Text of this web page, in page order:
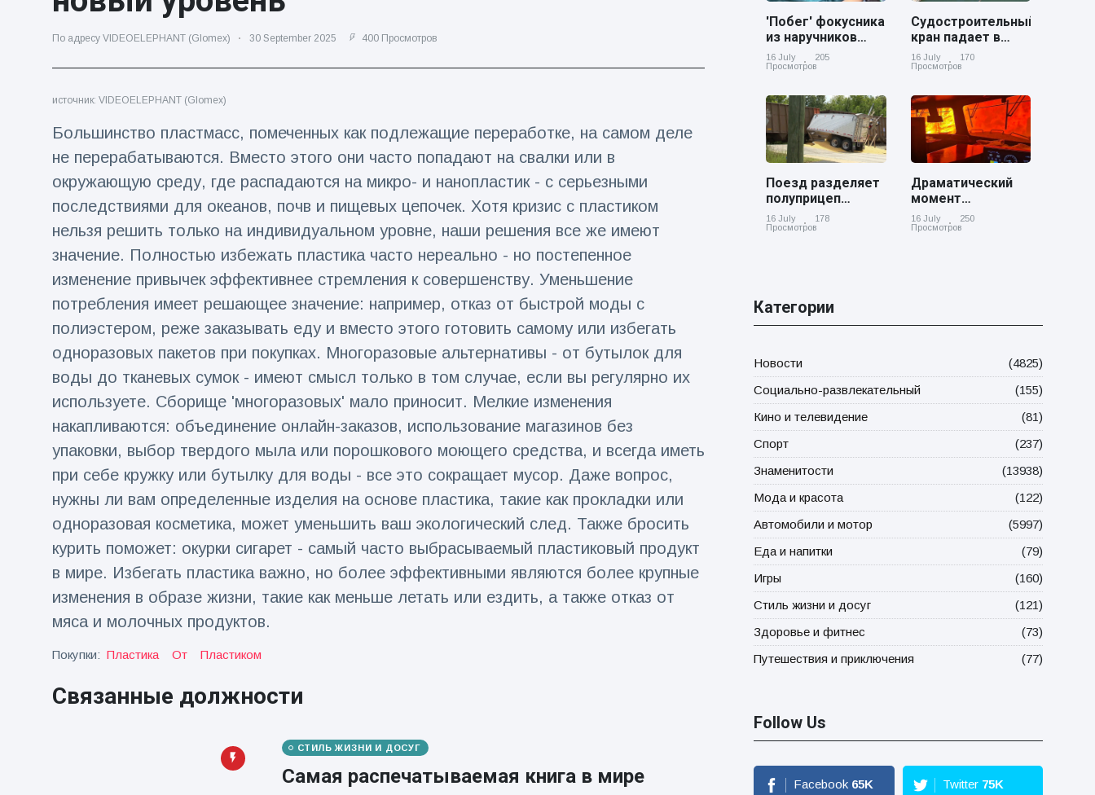
'Побег'
фокусника из
наручников
вызвал смех у
аудитории
16 July
отмечают
рождение
низкогорного
тапира в
зоопарке
Великобритании
16 July
195
Мужчина из
Флориды
арестован
после запуска
фейерверков из
движущейся
машины
Просмотров
По адресу VIDEOELEPHANT (Glomex) 30 September 2025 400 Просмотров
источник: VIDEOELEPHANT (Glomex)
Большинство пластмасс, помеченных как подлежащие переработке, на самом деле
не перерабатываются. Вместо этого они часто попадают на свалки или в
окружающую среду, где распадаются на микро- и нанопластик - с серьезными
последствиями для океанов, почв и пищевых цепочек. Хотя кризис с пластиком
нельзя решить только на индивидуальном уровне, наши решения все же имеют
значение. Полностью избежать пластика часто нереально - но постепенное
изменение привычек эффективнее стремления к совершенству. Уменьшение
потребления имеет решающее значение: например, отказ от быстрой моды с
полиэстером, реже заказывать еду и вместо этого готовить самому или избегать
одноразовых пакетов при покупках. Многоразовые альтернативы - от бутылок для
воды до тканевых сумок - имеют смысл только в том случае, если вы регулярно их
используете. Сборище 'многоразовых' мало приносит. Мелкие изменения
накапливаются: объединение онлайн-заказов, использование магазинов без
упаковки, выбор твердого мыла или порошкового моющего средства, и всегда иметь
при себе кружку или бутылку для воды - все это сокращает мусор. Даже вопрос,
нужны ли вам определенные изделия на основе пластика, такие как прокладки или
одноразовая косметика, может уменьшить ваш экологический след. Также бросить
курить поможет: окурки сигарет - самый часто выбрасываемый пластиковый продукт
в мире. Избегать пластика важно, но более эффективными являются более крупные
изменения в образе жизни, такие как меньше летать или ездить, а также отказ от
мяса и молочных продуктов.
Покупки: Пластика От Пластиком
Связанные должности
СТИЛЬ ЖИЗНИ И ДОСУГ
Самая распечатываемая книга в мире
'Побег' фокусника
из наручников
вызвал смех у
аудитории
16 July
205
Просмотров
Судостроительный
кран падает в
реку Купер возле
Чарльстона
16 July
170
Просмотров
Поезд разделяет
полуприцеп
пополам на
железнодорожном
16 July
178
Просмотров
Драматический
момент
канадский
грузовой поезд
16 July
250
Просмотров
Категории
Новости
(4825)
Социально-развлекательный
(155)
Кино и телевидение
(81)
Спорт
(237)
Знаменитости
(13938)
Мода и красота
(122)
Автомобили и мотор
(5997)
Еда и напитки
(79)
Игры
(160)
Стиль жизни и досуг
(121)
Здоровье и фитнес
(73)
Путешествия и приключения
(77)
Follow Us
Facebook 65K Twitter 75K